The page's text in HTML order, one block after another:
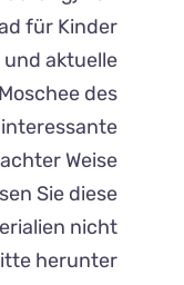
für Kinder
aktuelle
des
Weise
Sie diese
nicht
herunter